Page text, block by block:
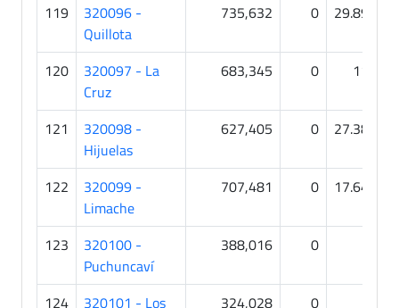
119
320096 -
Quillota
735,632 0 29.894
120
320097 - La
Cruz
683,345 0 118
121
320098 -
Hijuelas
627,405 0 27.384
122
320099 -
Limache
707,481 0 17.648
123
320100 -
Puchuncaví
388,016 0
124
320101 - Los
324,028 0